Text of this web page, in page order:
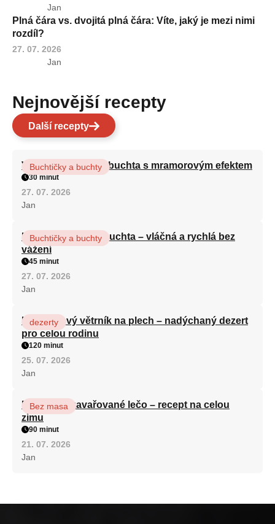
Jan
Plná čára vs. dvojitá plná čára: Víte, jaký je mezi nimi
rozdíl?
27. 07. 2026
Jan
Nejnovější recepty
Další recepty
Vláčná olejová litá buchta s mramorovým efektem
Buchtičky a buchty
30 minut
27. 07. 2026
Jan
Hrnková maková buchta – vláčná a rychlá bez
vážení
Buchtičky a buchty
45 minut
27. 07. 2026
Jan
Karamelový větrník na plech – nadýchaný dezert
pro celou rodinu
dezerty
120 minut
25. 07. 2026
Jan
Babiččino zavařované lečo – recept na celou
zimu
Bez masa
90 minut
21. 07. 2026
Jan